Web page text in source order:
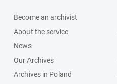
Become an archivist
About the service
News
Our Archives
Archives in Poland